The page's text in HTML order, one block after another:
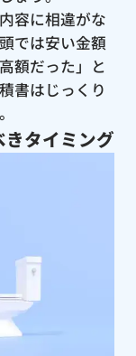
容に相違がな
では安い金額
額だった」と
書はじっくり
きタイミング